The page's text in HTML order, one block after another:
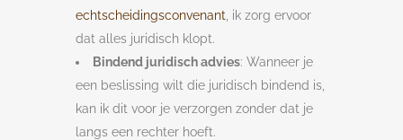
echtscheidingsconvenant , ik zorg ervoor
dat alles juridisch klopt.
Bindend juridisch advies: Wanneer je
een beslissing wilt die juridisch bindend is,
kan ik dit voor je verzorgen zonder dat je
langs een rechter hoeft.